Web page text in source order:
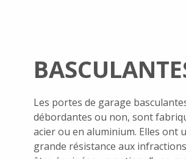
Les portes de garage
débordantes ou non, sont
acier ou en aluminium. Elles ont
grande résistance aux